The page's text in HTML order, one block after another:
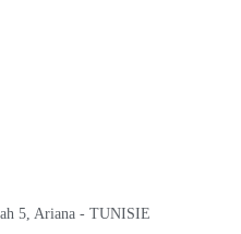
5, Ariana - TUNISIE